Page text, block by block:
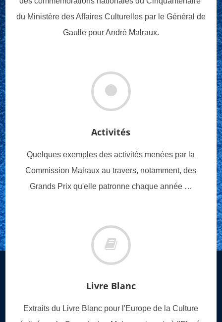
du Ministère des Affaires Culturelles par le Général de
Gaulle pour André Malraux.
Activités
Quelques exemples des activités menées par la
Commission Malraux au travers, notamment, des
Grands Prix qu'elle patronne chaque année …
Livre Blanc
Extraits du Livre Blanc pour l'Europe de la Culture